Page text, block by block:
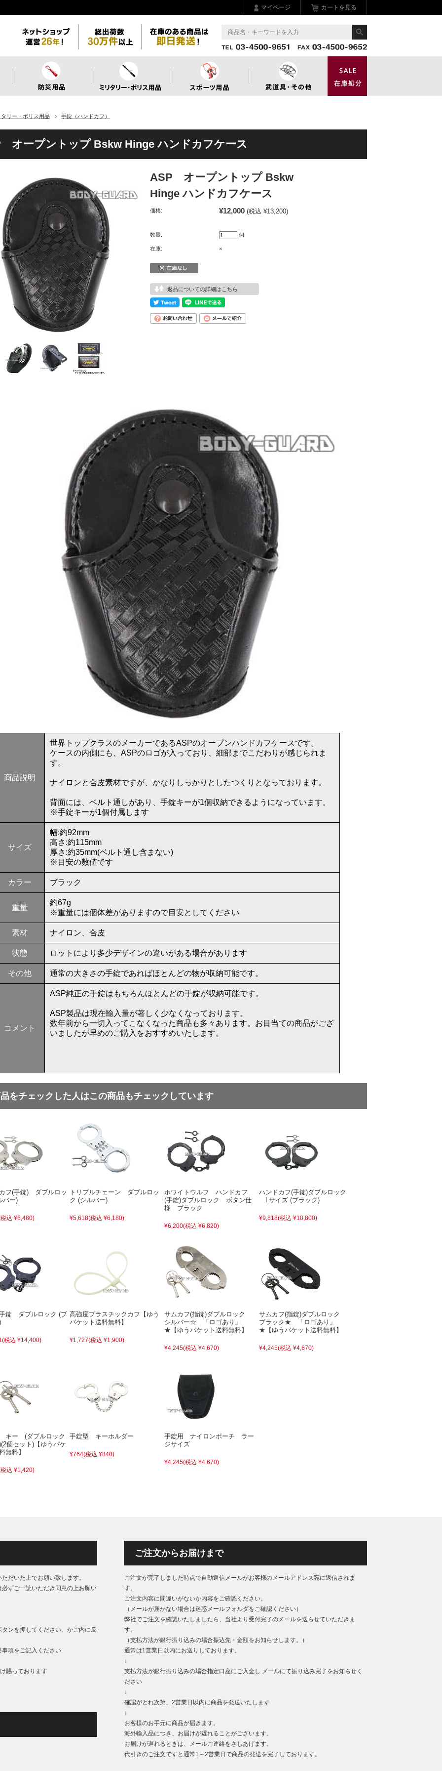
マイページ カートを見る
タリー・ポリス用品 手錠（ハンドカフ）
オープントップ Bskw Hinge ハンドカフケース
ASP オープントップ Bskw
Hinge ハンドカフケース
価格: ¥12,000 (税込 ¥13,200)
数量: 個
在庫: ×
返品についての詳細はこちら
商品説明
世界トップクラスのメーカーであるASPのオープンハンドカフケースです。
ケースの内側にも、ASPのロゴが入っており、細部までこだわりが感じられま
す。
ナイロンと合皮素材ですが、かなりしっかりとしたつくりとなっております。
背面には、ベルト通しがあり、手錠キーが1個収納できるようになっています。
※手錠キーが1個付属します
サイズ
幅:約92mm
高さ:約115mm
厚さ:約35mm(ベルト通し含まない)
※目安の数値です
カラー ブラック
重量
約67g
※重量には個体差がありますので目安としてください
素材 ナイロン、合皮
状態 ロットにより多少デザインの違いがある場合があります
その他 通常の大きさの手錠であればほとんどの物が収納可能です。
コメント
ASP純正の手錠はもちろんほとんどの手錠が収納可能です。
ASP製品は現在輸入量が著しく少なくなっております。
数年前から一切入ってこなくなった商品も多々あります。お目当ての商品がござ
いましたが早めのご購入をおすすめいたします。
をチェックした人はこの商品もチェックしています
フ(手錠) ダブルロッ
バー)
込 ¥6,480)
トリプルチェーン ダブルロッ
ク (シルバー)
¥5,618(税込 ¥6,180)
ホワイトウルフ ハンドカフ
(手錠)ダブルロック ボタン仕
様 ブラック
¥6,200(税込 ¥6,820)
ハンドカフ(手錠)ダブルロック
Lサイズ (ブラック)
¥9,818(税込 ¥10,800)
錠 ダブルロック (ブ
(税込 ¥14,400)
高強度プラスチックカフ【ゆう
パケット送料無料】
¥1,727(税込 ¥1,900)
サムカフ(指錠)ダブルロック
シルバー☆ 「ロゴあり」
★【ゆうパケット送料無料】
¥4,245(税込 ¥4,670)
サムカフ(指錠)ダブルロック
ブラック★ 「ロゴあり」
★【ゆうパケット送料無料】
¥4,245(税込 ¥4,670)
キー (ダブルロック
個セット)【ゆうパケ
無料】
込 ¥1,420)
手錠型 キーホルダー
¥764(税込 ¥840)
手錠用 ナイロンポーチ ラー
ジサイズ
¥4,245(税込 ¥4,670)
だいた上でお願い致します。
ずご一読いただき同意の上お願い
ンを押してください。かご内に反
項をご記入ください.
賜っております
ご注文からお届けまで
ご注文が完了しました時点で自動返信メールがお客様のメールアドレス宛に返信されま
す。
ご注文内容に間違いがないか内容をご確認ください。
（メールが届かない場合は迷惑メールフォルダをご確認ください）
弊社でご注文を確認いたしましたら、当社より受付完了のメールを送らせていただきま
す。
（支払方法が銀行振り込みの場合振込先・金額をお知らせします。）
通常は1営業日以内にお送りしております。
↓
支払方法が銀行振り込みの場合指定口座にご入金し メールにて振り込み完了をお知らせく
ださい
↓
確認がとれ次第、2営業日以内に商品を発送いたします
↓
お客様のお手元に商品が届きます。
海外輸入品につき、お届けが遅れることがございます。
お届けが遅れるときは、メールご連絡をさしあげます。
代引きのご注文ですと通常1～2営業日で商品の発送を完了しております。